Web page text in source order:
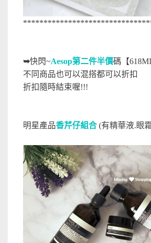
➥快閃~Aesop第二件半價碼【
不同商品也可以混搭都可以折扣
折扣隨時結束喔!!!
明星產品香芹仔組合 (有精華液.眼